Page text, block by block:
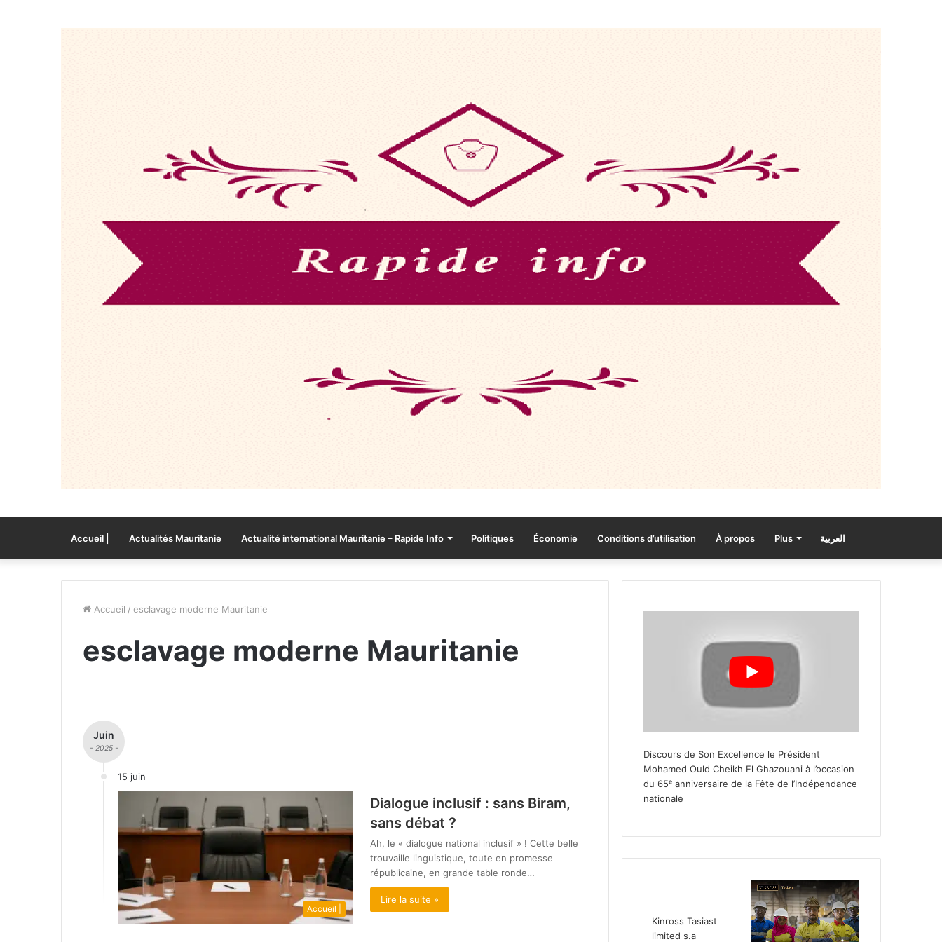
Accueil | Actualités Mauritanie Actualité international Mauritanie – Rapide Info Politiques Économie Conditions d’utilisation À propos Plus العربية
Accueil / esclavage moderne Mauritanie
esclavage moderne Mauritanie
Juin
- 2025 -
15 juin
Accueil |
Dialogue inclusif : sans Biram,
sans débat ?
Ah, le « dialogue national inclusif » ! Cette belle
trouvaille linguistique, toute en promesse
républicaine, en grande table ronde…
Lire la suite »
Discours de Son Excellence le Président
Mohamed Ould Cheikh El Ghazouani à l’occasion
du 65ᵉ anniversaire de la Fête de l’Indépendance
nationale
Kinross Tasiast
limited s.a